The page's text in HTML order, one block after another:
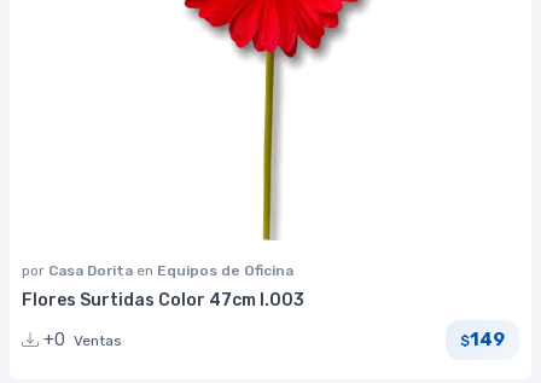
por Casa Dorita en Equipos de Oficina
Flores Surtidas Color 47cm I.003
+0 Ventas $149